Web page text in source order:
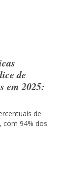
de
em 2025:
de
com 94% dos